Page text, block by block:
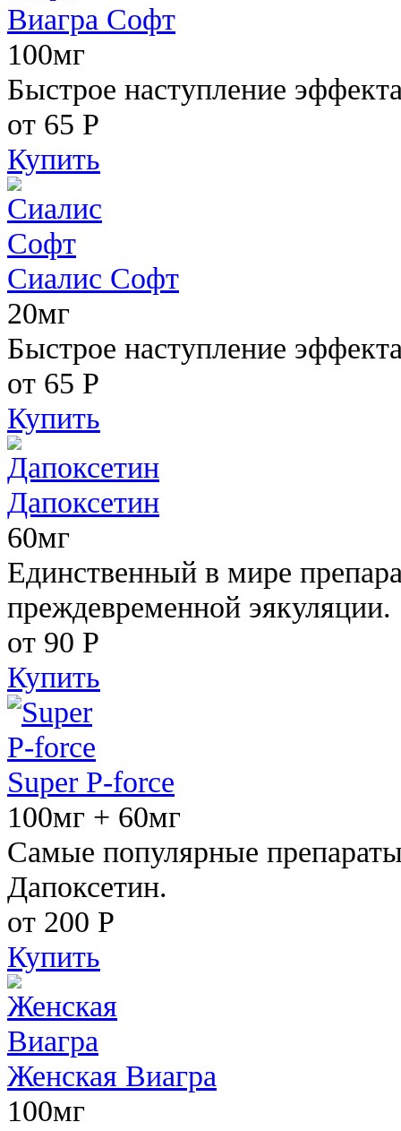
Виагра Софт
100мг
Быстрое наступление
от 65 Р
Купить
Сиалис Софт
20мг
Быстрое наступление
от 65 Р
Купить
Дапоксетин
60мг
Единственный в мире
преждевременной эякуляции.
от 90 Р
Купить
Super P-force
100мг + 60мг
Самые популярные
Дапоксетин.
от 200 Р
Купить
Женская Виагра
100мг